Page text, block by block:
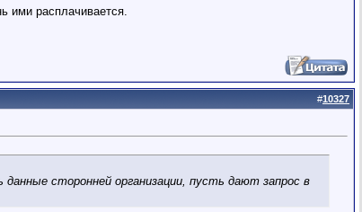
ими расплачивается.
#10327
сторонней организации, пусть дают запрос в